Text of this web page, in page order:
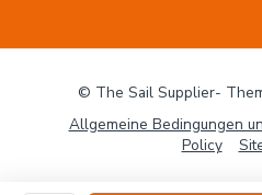
Allgemeine Bedingungen
Policy
© The Sail Supplier-